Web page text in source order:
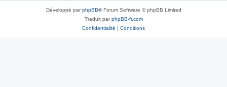
Développé parphpBB® Forum Software © phpBB Limited
Traduit parphpBB-fr.com
Confidentialité | Conditions